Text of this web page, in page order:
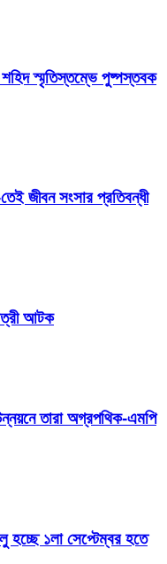
স্মৃতিস্তম্ভে পুষ্পস্তবক
জীবন সংসার প্রতিবন্ধী
আটক
তারা অগ্রপথিক-এমপি
হচ্ছে ১লা সেপ্টেম্বর হতে